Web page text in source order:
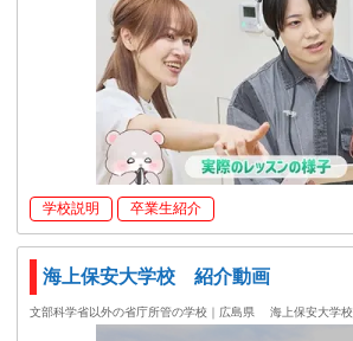
学校説明 卒業生紹介
海上保安大学校 紹介動画
文部科学省以外の省庁所管の学校｜広島県 海上保安大学校